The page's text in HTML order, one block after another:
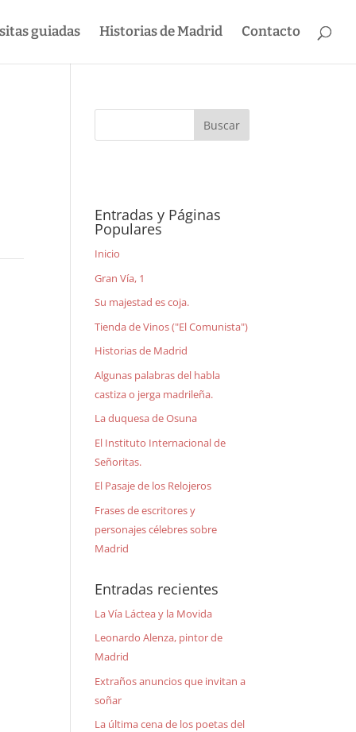
guiadas Historias de Madrid Contacto
Entradas y Páginas
Populares
Inicio
Gran Vía, 1
Su majestad es coja.
Tienda de Vinos ("El Comunista")
Historias de Madrid
Algunas palabras del habla
castiza o jerga madrileña.
La duquesa de Osuna
El Instituto Internacional de
Señoritas.
El Pasaje de los Relojeros
Frases de escritores y
personajes célebres sobre
Madrid
Entradas recientes
La Vía Láctea y la Movida
Leonardo Alenza, pintor de
Madrid
Extraños anuncios que invitan a
soñar
La última cena de los poetas del